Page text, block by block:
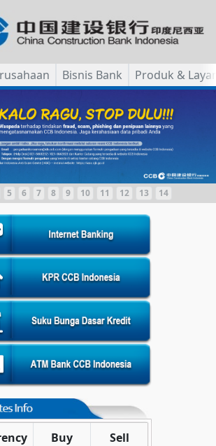
Bisnis Bank Produk &
5 6 7 8 9 10 11 12 13 14
Buy Sell